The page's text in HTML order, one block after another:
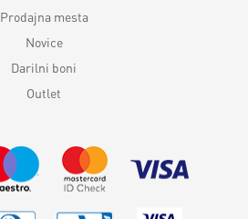
Prodajna mesta
Novice
Darilni boni
Outlet